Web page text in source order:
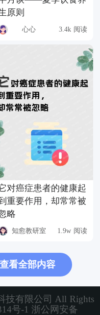
原则
心心 3.4k 阅读
对癌症患者的健康起
重要作用，却常常被
略
知愈教研室 1.9w 阅读
看全部内容
技有限公司 All Rights
号-1 浙公网安备